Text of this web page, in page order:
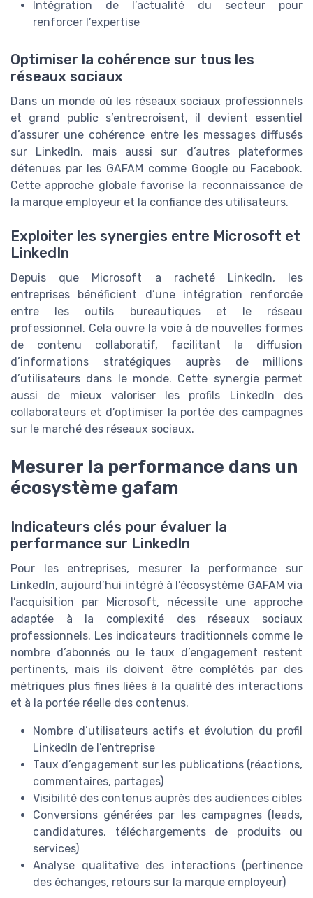
Intégration de l’actualité du secteur pour
renforcer l’expertise
Optimiser la cohérence sur tous les
réseaux sociaux
Dans un monde où les réseaux sociaux professionnels
et grand public s’entrecroisent, il devient essentiel
d’assurer une cohérence entre les messages diffusés
sur LinkedIn, mais aussi sur d’autres plateformes
détenues par les GAFAM comme Google ou Facebook.
Cette approche globale favorise la reconnaissance de
la marque employeur et la confiance des utilisateurs.
Exploiter les synergies entre Microsoft et
LinkedIn
Depuis que Microsoft a racheté LinkedIn, les
entreprises bénéficient d’une intégration renforcée
entre les outils bureautiques et le réseau
professionnel. Cela ouvre la voie à de nouvelles formes
de contenu collaboratif, facilitant la diffusion
d’informations stratégiques auprès de millions
d’utilisateurs dans le monde. Cette synergie permet
aussi de mieux valoriser les profils LinkedIn des
collaborateurs et d’optimiser la portée des campagnes
sur le marché des réseaux sociaux.
Mesurer la performance dans un
écosystème gafam
Indicateurs clés pour évaluer la
performance sur LinkedIn
Pour les entreprises, mesurer la performance sur
LinkedIn, aujourd’hui intégré à l’écosystème GAFAM via
l’acquisition par Microsoft, nécessite une approche
adaptée à la complexité des réseaux sociaux
professionnels. Les indicateurs traditionnels comme le
nombre d’abonnés ou le taux d’engagement restent
pertinents, mais ils doivent être complétés par des
métriques plus fines liées à la qualité des interactions
et à la portée réelle des contenus.
Nombre d’utilisateurs actifs et évolution du profil
LinkedIn de l’entreprise
Taux d’engagement sur les publications (réactions,
commentaires, partages)
Visibilité des contenus auprès des audiences cibles
Conversions générées par les campagnes (leads,
candidatures, téléchargements de produits ou
services)
Analyse qualitative des interactions (pertinence
des échanges, retours sur la marque employeur)